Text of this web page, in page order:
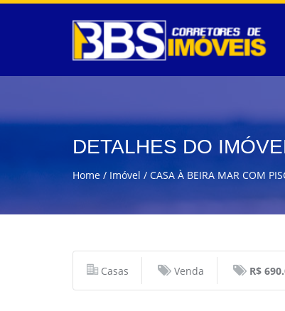
DETALHES DO
Home Imóvel CASA À BEIRA MAR COM
Casas Venda R$